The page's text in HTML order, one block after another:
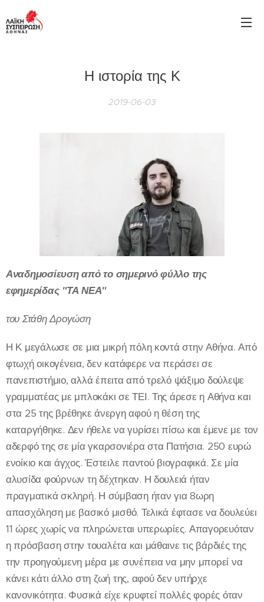
Η ιστορία της Κ
2019-06-03
Αναδημοσίευση από το σημερινό φύλλο της
εφημερίδας "ΤΑ ΝΕΑ"
του Στάθη Δρογώση
Η Κ μεγάλωσε σε μια μικρή πόλη κοντά στην Αθήνα. Από
φτωχή οικογένεια, δεν κατάφερε να περάσει σε
πανεπιστήμιο, αλλά έπειτα από τρελό ψάξιμο δούλεψε
γραμματέας με μπλοκάκι σε ΤΕΙ. Της άρεσε η Αθήνα και
στα 25 της βρέθηκε άνεργη αφού η θέση της
καταργήθηκε. Δεν ήθελε να γυρίσει πίσω και έμενε με τον
αδερφό της σε μία γκαρσονιέρα στα Πατήσια. 250 ευρώ
ενοίκιο και άγχος. Έστειλε παντού βιογραφικά. Σε μία
αλυσίδα φούρνων τη δέχτηκαν. Η δουλειά ήταν
πραγματικά σκληρή. Η σύμβαση ήταν για 8ωρη
απασχόληση με βασικό μισθό. Τελικά έφτασε να δουλεύει
11 ώρες χωρίς να πληρώνεται υπερωρίες. Απαγορευόταν
η πρόσβαση στην τουαλέτα και μάθαινε τις βάρδιές της
την προηγούμενη μέρα με συνέπεια να μην μπορεί να
κάνει κάτι άλλο στη ζωή της, αφού δεν υπήρχε
κανονικότητα. Φυσικά είχε κρυφτεί πολλές φορές όταν